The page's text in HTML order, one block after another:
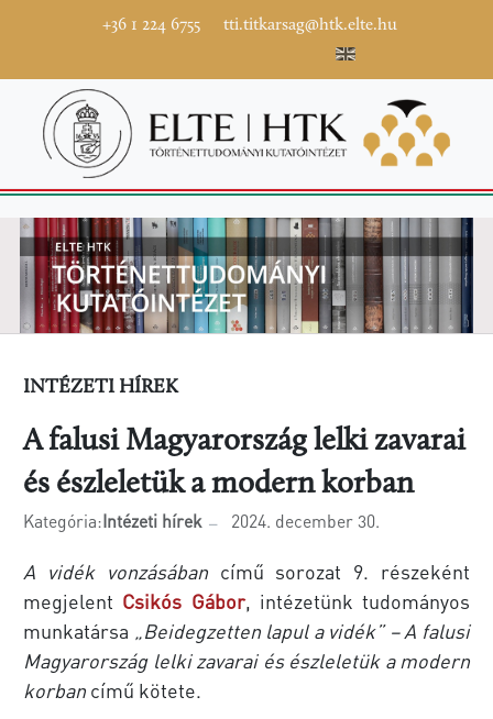
+36 1 224 6755 tti.titkarsag@htk.elte.hu
INTÉZETI HÍREK
A falusi Magyarország lelki zavarai
és észleletük a modern korban
Kategória:Intézeti hírek 2024. december 30.
A vidék vonzásábancímű sorozat 9. részeként
megjelent Csikós Gábor, intézetünk tudományos
munkatársa „Beidegzetten lapul a vidék” – A falusi
Magyarország lelki zavarai és észleletük a modern
korban című kötete.